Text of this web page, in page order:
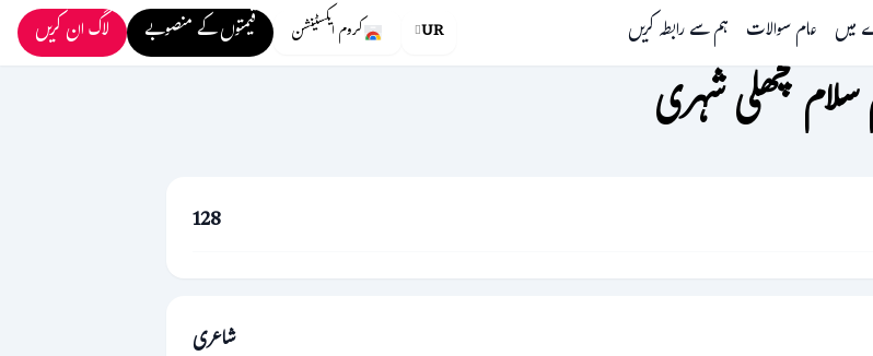
میں عام سوالات ہم سے رابطہ کریں UR کروم ایکسٹینشن قیمتوں کے منصوبے لاگ ان کریں
سلام مچھلی شہری
128
شاعری